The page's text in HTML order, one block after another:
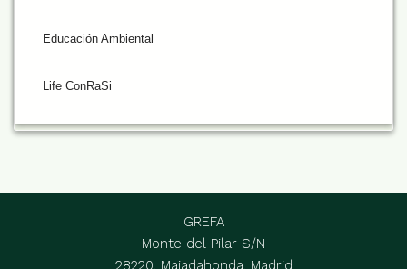
Educación Ambiental
Life ConRaSi
GREFA
Monte del Pilar S/N
28220, Majadahonda, Madrid